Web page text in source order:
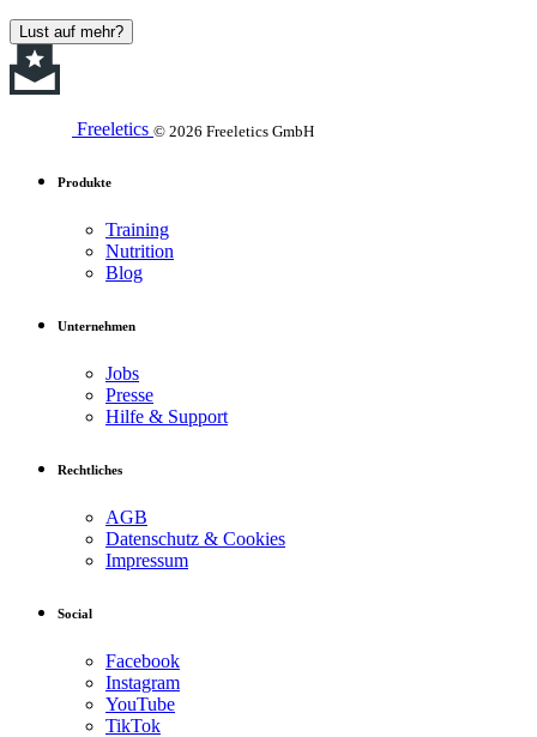
Lust auf mehr?
Freeletics © 2026 Freeletics GmbH
Produkte
Training
Nutrition
Blog
Unternehmen
Jobs
Presse
Hilfe & Support
Rechtliches
AGB
Datenschutz & Cookies
Impressum
Social
Facebook
Instagram
YouTube
TikTok